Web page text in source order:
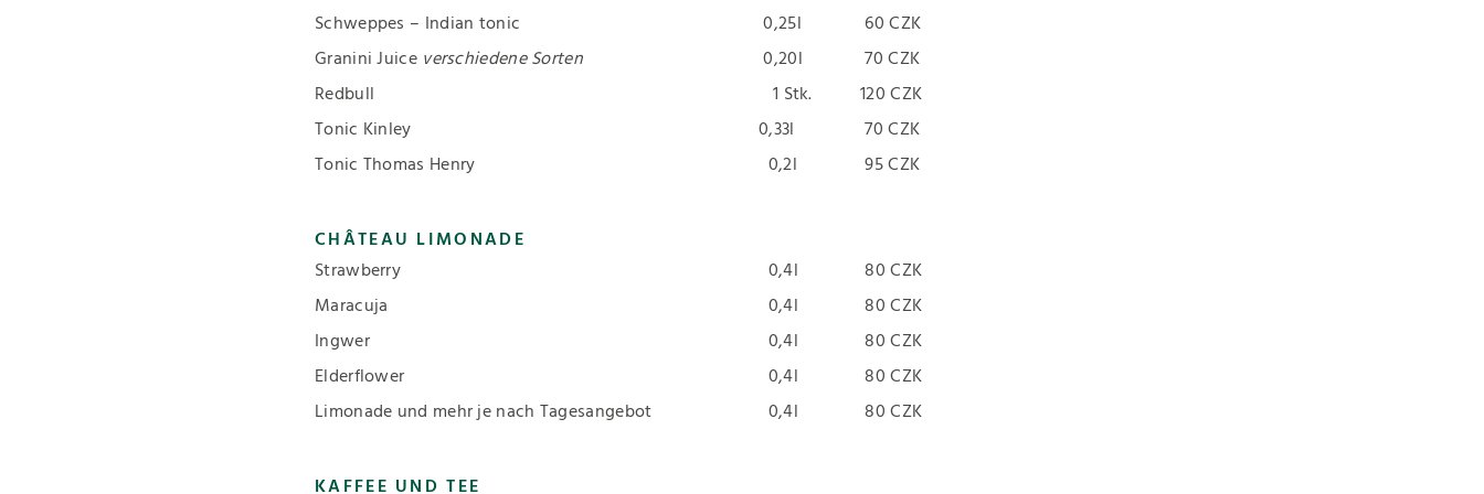
Schweppes – Indian tonic
0,25l
60 CZK
Granini Juice verschiedene Sorten 0,20l
70 CZK
Redbull
1 Stk.
120 CZK
Tonic Kinley
0,33l
70 CZK
Tonic Thomas Henry
0,2l 95 CZK
CHÂTEAU LIMONADE
Strawberry
0,4l
80 CZK
Maracuja
0,4l
80 CZK
Ingwer
0,4l
80 CZK
Elderflower
0,4l
80 CZK
Limonade und mehr je nach Tagesangebot
0,4l 80 CZK
KAFFEE UND TEE